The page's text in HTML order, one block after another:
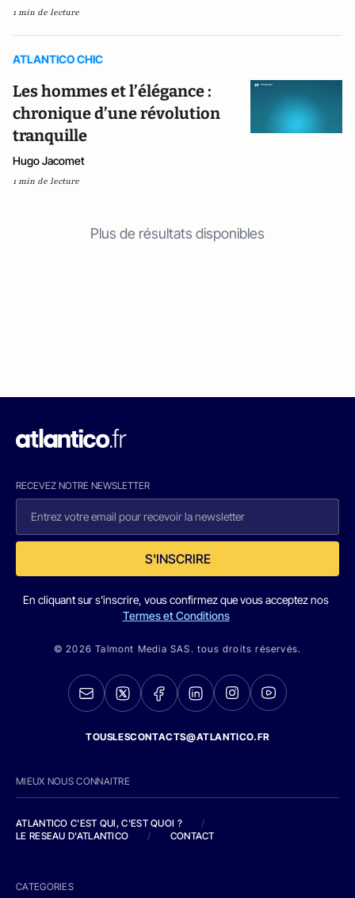
1 min de lecture
ATLANTICO CHIC
Les hommes et l’élégance :
chronique d’une révolution
tranquille
Hugo Jacomet
1 min de lecture
Plus de résultats disponibles
RECEVEZ NOTRE NEWSLETTER
S'INSCRIRE
En cliquant sur s'inscrire, vous confirmez que vous acceptez nos
Termes et Conditions
© 2026 Talmont Media SAS. tous droits réservés.
TOUSLESCONTACTS@ATLANTICO.FR
MIEUX NOUS CONNAITRE
ATLANTICO C'EST QUI, C'EST QUOI ?
/
LE RESEAU D'ATLANTICO
/ CONTACT
CATEGORIES